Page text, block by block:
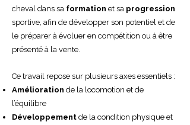
cheval dans sa formation et sa progression
sportive, afin de développer son potentiel et de
le préparer à évoluer en compétition ou à être
présenté à la vente.
Ce travail repose sur plusieurs axes essentiels :
Amélioration de la locomotion et de
l’équilibre
Développement de la condition physique et